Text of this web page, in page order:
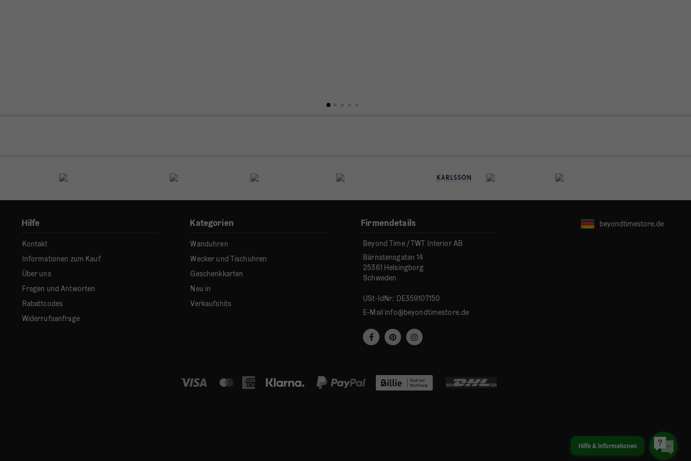
Hilfe
Kontakt
Informationen zum Kauf
Über uns
Fragen und Antworten
Rabattcodes
Widerrufsanfrage
Kategorien
Wanduhren
Wecker und Tischuhren
Geschenkkarten
Neu in
Verkaufshits
Firmendetails
Beyond Time / TWT Interior AB
Bärnstensgatan 14
25361 Helsingborg
Schweden
USt-IdNr: DE359107150
E-Mail info@beyondtimestore.de
beyondtimestore.de
Hilfe & Informationen